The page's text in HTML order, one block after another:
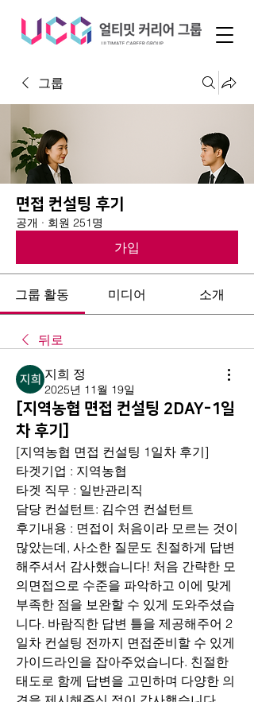
그룹
면접 컨설팅 후기
공개 · 회원 251명
가입
그룹 활동 미디어 소개
뒤로
지희 정
2025년 11월 19일
[지역농협 면접 컨설팅 2DAY-1일
차 후기]
[지역농협 면접 컨설팅 1일차 후기]
타겟기업 : 지역농협
타겟 직무 : 일반관리직
담당 컨설턴트: 김수연 컨설턴트
후기내용 : 면접이 처음이라 모르는 것이
많았는데, 사소한 질문도 친절하게 답변
해주셔서 감사했습니다! 처음 간략한 모
의면접으로 수준을 파악하고 이에 맞게
부족한 점을 보완할 수 있게 도와주셨습
니다. 바람직한 답변 틀을 제공해주어 2
일차 컨설팅 전까지 면접준비할 수 있게
가이드라인을 잡아주었습니다. 친절한
태도로 함께 답변을 고민하며 다양한 의